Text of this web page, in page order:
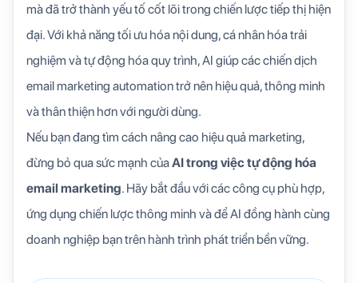
mà đã trở thành yếu tố cốt lõi trong chiến lược tiếp thị hiện
đại. Với khả năng tối ưu hóa nội dung, cá nhân hóa trải
nghiệm và tự động hóa quy trình, AI giúp các chiến dịch
email marketing automation trở nên hiệu quả, thông minh
và thân thiện hơn với người dùng.
Nếu bạn đang tìm cách nâng cao hiệu quả marketing,
đừng bỏ qua sức mạnh củaAI trong việc tự động hóa
email marketing. Hãy bắt đầu với các công cụ phù hợp,
ứng dụng chiến lược thông minh và để AI đồng hành cùng
doanh nghiệp bạn trên hành trình phát triển bền vững.